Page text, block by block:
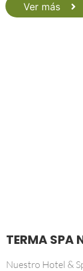
Ver más
TERMA SPA
Nuestro Hotel &